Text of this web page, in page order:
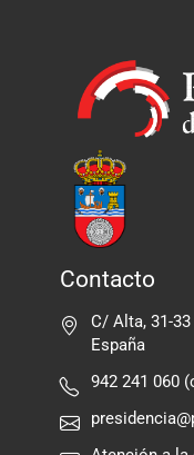
Contacto
C/ Alta, 31-
España
942 241 060